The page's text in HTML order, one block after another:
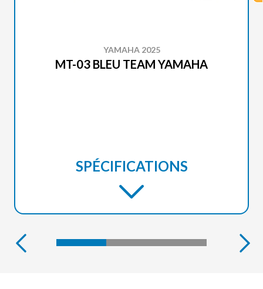
YAMAHA 2025
MT-03 BLEU TEAM YAMAHA
SPÉCIFICATIONS